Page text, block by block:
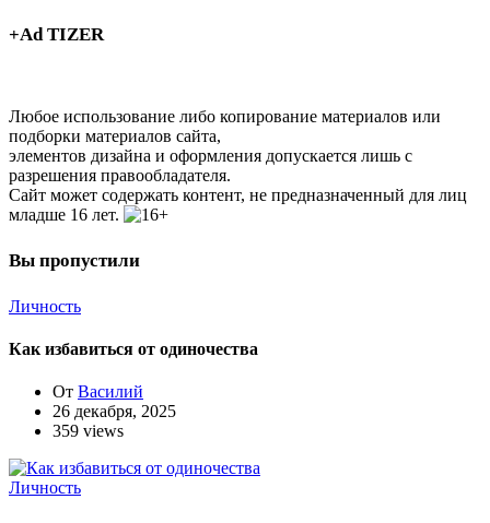
+Ad TIZER
Любое использование либо копирование материалов или
подборки материалов сайта,
элементов дизайна и оформления допускается лишь с
разрешения правообладателя.
Сайт может содержать контент, не предназначенный для лиц
младше 16 лет.
Вы пропустили
Личность
Как избавиться от одиночества
От Василий
26 декабря, 2025
359 views
Личность